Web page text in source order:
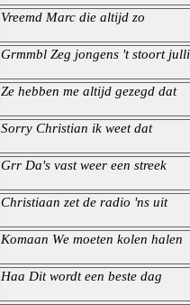
Vreemd Marc die altijd zo
Grmmbl Zeg jongens 't stoort
Ze hebben me altijd gezegd dat
Sorry Christian ik weet dat
Grr Da's vast weer een streek
Christiaan zet de radio 'ns uit
Komaan We moeten kolen halen
Haa Dit wordt een beste dag